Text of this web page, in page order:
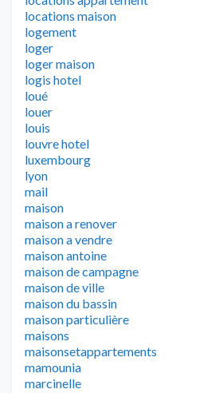
locations maison
logement
loger
loger maison
logis hotel
loué
louer
louis
louvre hotel
luxembourg
lyon
mail
maison
maison a renover
maison a vendre
maison antoine
maison de campagne
maison de ville
maison du bassin
maison particulière
maisons
maisonsetappartements
mamounia
marcinelle